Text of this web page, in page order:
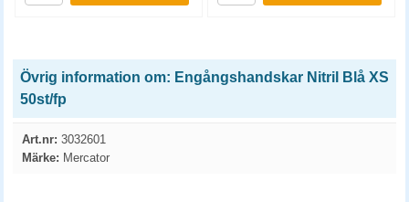
Övrig information om: Engångshandskar Nitril Blå XS
50st/fp
Art.nr: 3032601
Märke: Mercator